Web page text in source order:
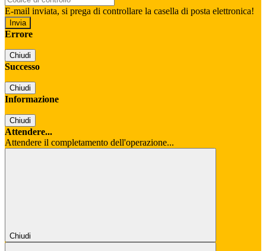
E-mail inviata, si prega di controllare la casella di posta elettronica!
Errore
Chiudi
Successo
Chiudi
Informazione
Chiudi
Attendere...
Attendere il completamento dell'operazione...
Chiudi